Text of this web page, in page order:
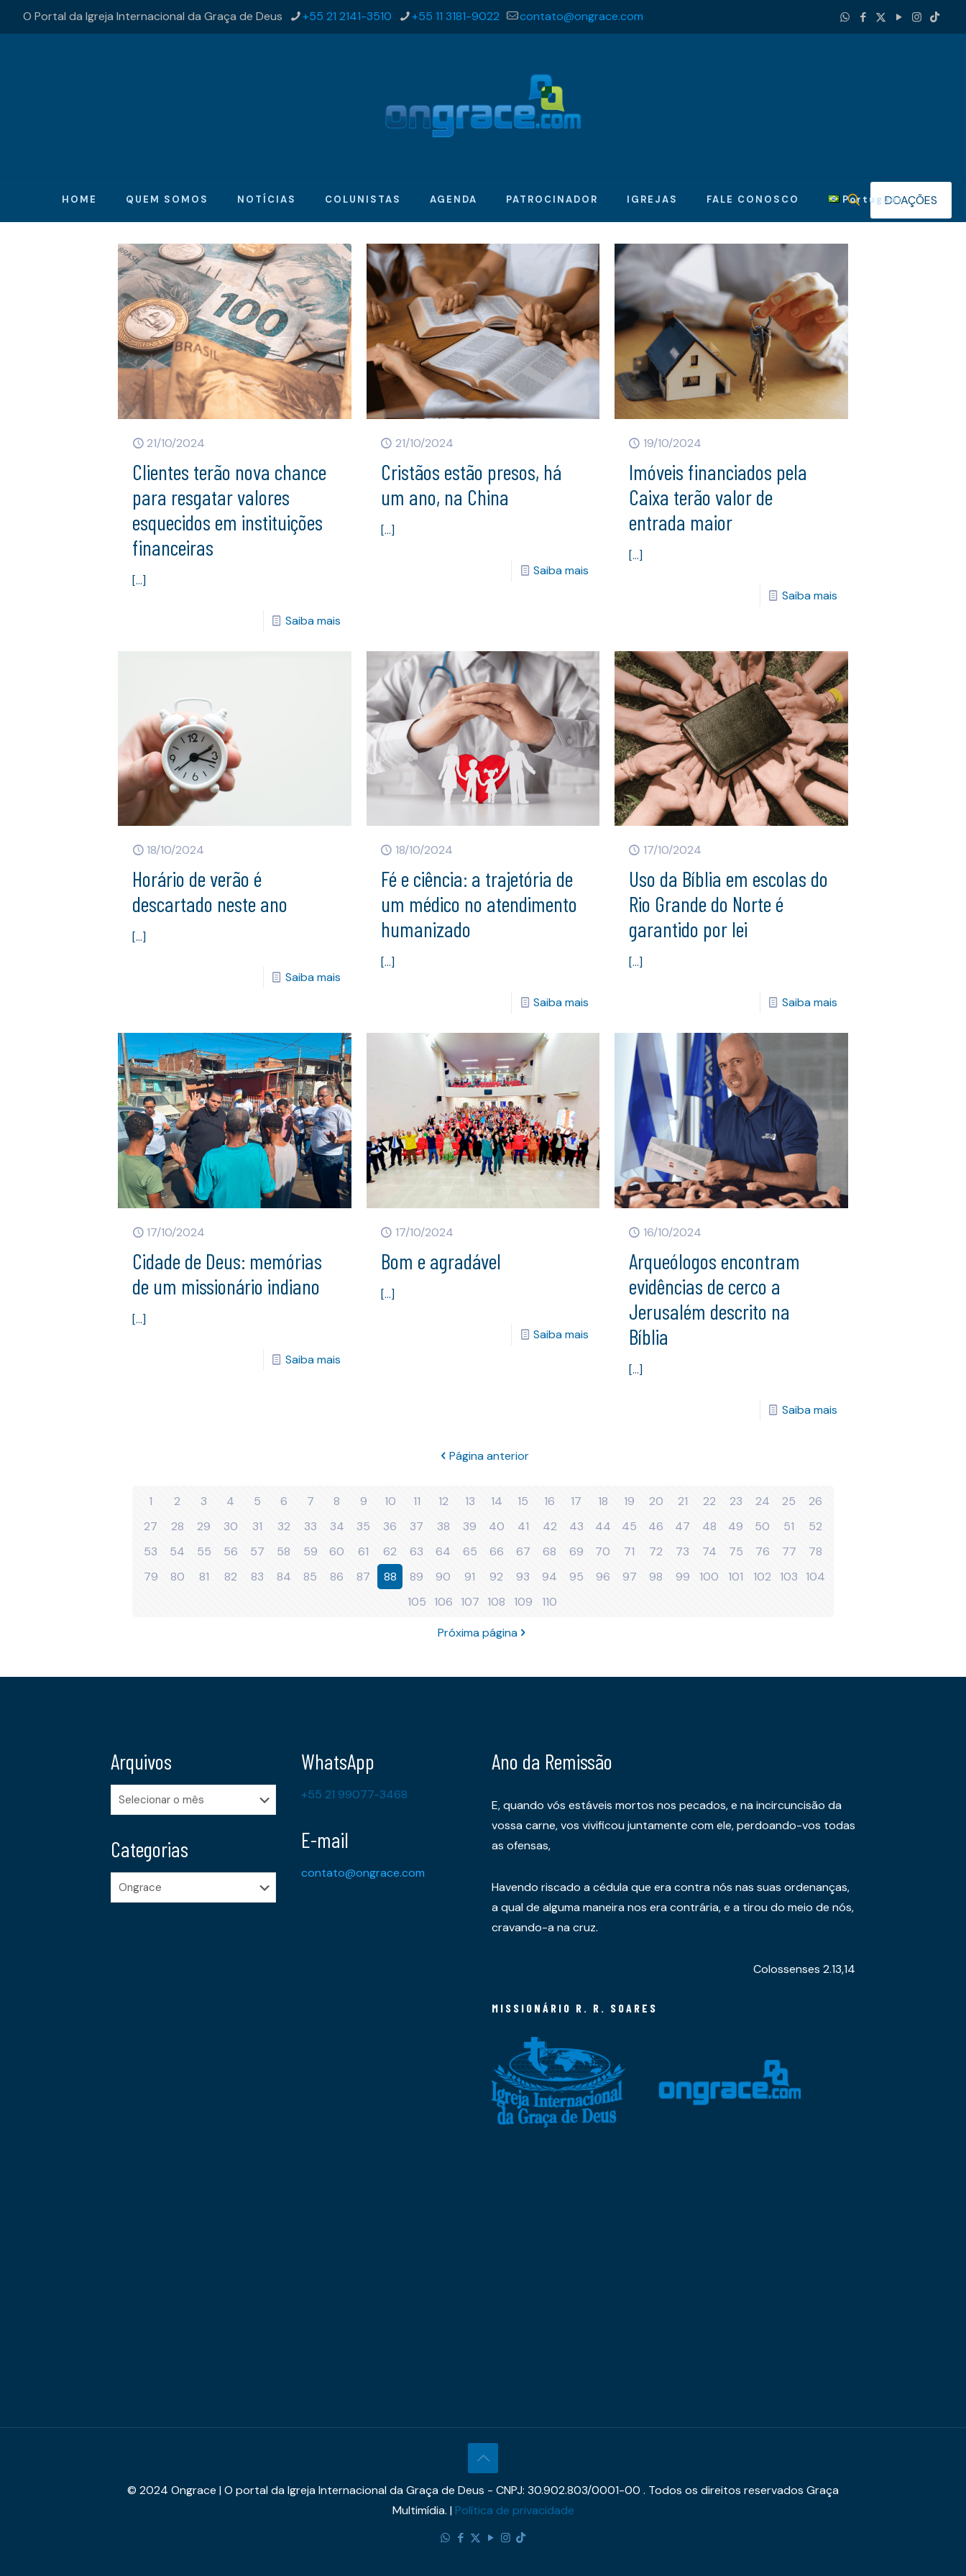
O Portal da Igreja Internacional da Graça de Deus +55 21 2141-3510 +55 11 3181-9022 contato@ongrace.com
HOME QUEM SOMOS NOTÍCIAS COLUNISTAS AGENDA PATROCINADOR IGREJAS FALE CONOSCO PortuguêsDOAÇÕES
21/10/2024
Clientes terão nova chance
para resgatar valores
esquecidos em instituições
financeiras
[…]
Saiba mais
21/10/2024
Cristãos estão presos, há
um ano, na China
[…]
Saiba mais
19/10/2024
Imóveis financiados pela
Caixa terão valor de
entrada maior
[…]
Saiba mais
18/10/2024
Horário de verão é
descartado neste ano
[…]
Saiba mais
18/10/2024
Fé e ciência: a trajetória de
um médico no atendimento
humanizado
[…]
Saiba mais
17/10/2024
Uso da Bíblia em escolas do
Rio Grande do Norte é
garantido por lei
[…]
Saiba mais
17/10/2024
Cidade de Deus: memórias
de um missionário indiano
[…]
Saiba mais
17/10/2024
Bom e agradável
[…]
Saiba mais
16/10/2024
Arqueólogos encontram
evidências de cerco a
Jerusalém descrito na
Bíblia
[…]
Saiba mais
Página anterior
1 2 3 4 5 6 7 8 9 10 11 12 13 14 15 16 17 18 19 20 21 22 23 24 25
26
27
28 29 30 31 32 33 34 35 36 37 38 39 40 41 42 43 44 45 46 47 48 49 50 51
52
53
54 55 56 57 58 59 60 61 62 63 64 65 66 67 68 69 70 71 72 73 74 75 76 77
78
79
80 81 82 83 84 85 86 87 88 89 90 91 92 93 94 95 96 97 98 99 100 101 102 103
104
105
106 107 108 109 110
Próxima página
Arquivos
Arquivos
Categorias
Categorias
WhatsApp
+55 21 99077-3468
E-mail
contato@ongrace.com
Ano da Remissão
E, quando vós estáveis mortos nos pecados, e na incircuncisão da
vossa carne, vos vivificou juntamente com ele, perdoando-vos todas
as ofensas,
Havendo riscado a cédula que era contra nós nas suas ordenanças,
a qual de alguma maneira nos era contrária, e a tirou do meio de nós,
cravando-a na cruz.
Colossenses 2.13,14
MISSIONÁRIO R. R. SOARES
© 2024 Ongrace | O portal da Igreja Internacional da Graça de Deus - CNPJ: 30.902.803/0001-00 . Todos os direitos reservados Graça
Multimídia. |Política de privacidade